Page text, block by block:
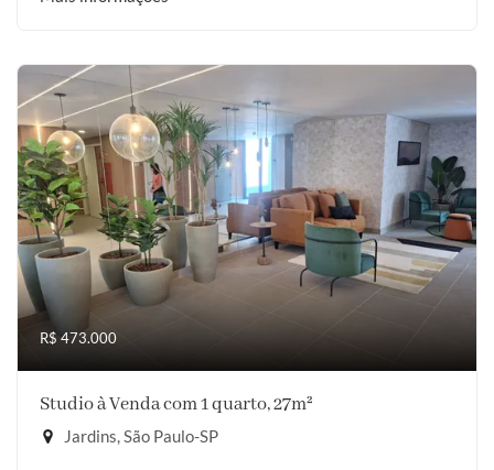
R$ 473.000
Studio à Venda com 1 quarto, 27m²
Jardins, São Paulo-SP